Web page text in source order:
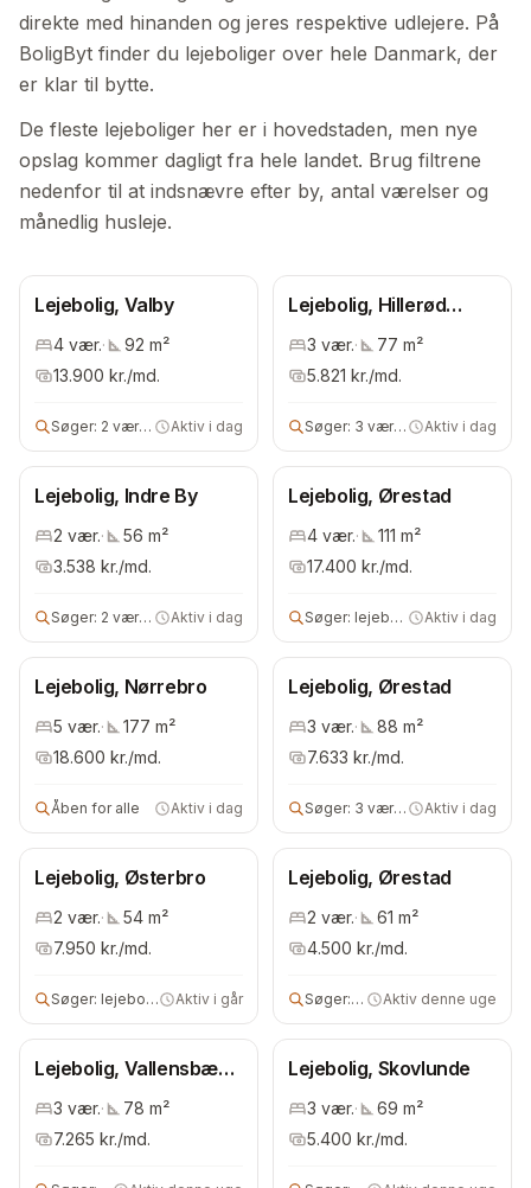
direkte med hinanden og jeres respektive udlejere. På
BoligByt finder du lejeboliger over hele Danmark, der
er klar til bytte.
De fleste lejeboliger her er i hovedstaden, men nye
opslag kommer dagligt fra hele landet. Brug filtrene
nedenfor til at indsnævre efter by, antal værelser og
månedlig husleje.
Lejebolig, Valby
4 vær.· 92 m²
13.900 kr./md.
Søger: 2 vær lejebolig Aktiv i dag
Lejebolig, Hillerød
Kommune
3 vær.· 77 m²
5.821 kr./md.
Søger: 3 vær lejebolig Aktiv i dag
Lejebolig, Indre By
2 vær.· 56 m²
3.538 kr./md.
Søger: 2 vær andels- eller lejebolig Aktiv i dag
Lejebolig, Ørestad
4 vær.· 111 m²
17.400 kr./md.
Søger: lejebolig Aktiv i dag
Lejebolig, Nørrebro
5 vær.· 177 m²
18.600 kr./md.
Åben for alle Aktiv i dag
Lejebolig, Ørestad
3 vær.· 88 m²
7.633 kr./md.
Søger: 3 vær lejebolig Aktiv i dag
Lejebolig, Østerbro
2 vær.· 54 m²
7.950 kr./md.
Søger: lejebolig Aktiv i går
Lejebolig, Ørestad
2 vær.· 61 m²
4.500 kr./md.
Søger:2 vær andels- eller
Aktiv denne uge
Lejebolig, Vallensbæk
Strand
3 vær.· 78 m²
7.265 kr./md.
Lejebolig, Skovlunde
3 vær.· 69 m²
5.400 kr./md.